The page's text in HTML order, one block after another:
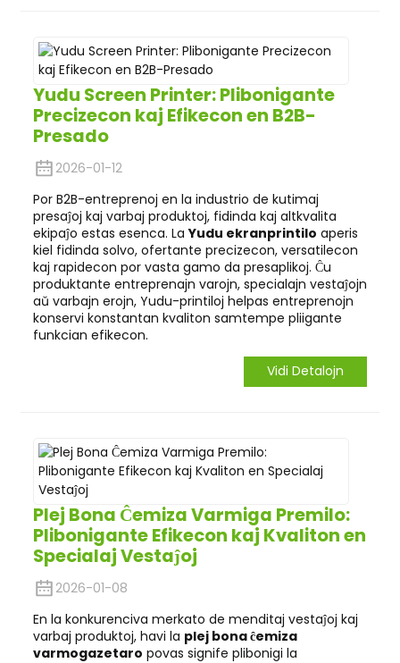
Yudu Screen Printer: Plibonigante
Precizecon kaj Efikecon en B2B-
Presado
2026-01-12
Por B2B-entreprenoj en la industrio de kutimaj
presaĵoj kaj varbaj produktoj, fidinda kaj altkvalita
ekipaĵo estas esenca. LaYudu ekranprintilo aperis
kiel fidinda solvo, ofertante precizecon, versatilecon
kaj rapidecon por vasta gamo da presaplikoj. Ĉu
produktante entreprenajn varojn, specialajn vestaĵojn
aŭ varbajn erojn, Yudu-printiloj helpas entreprenojn
konservi konstantan kvaliton samtempe pliigante
funkcian efikecon.
Vidi Detalojn
Plej Bona Ĉemiza Varmiga Premilo:
Plibonigante Efikecon kaj Kvaliton en
Specialaj Vestaĵoj
2026-01-08
En la konkurenciva merkato de menditaj vestaĵoj kaj
varbaj produktoj, havi la plej bona ĉemiza
varmogazetaro povas signife plibonigi la